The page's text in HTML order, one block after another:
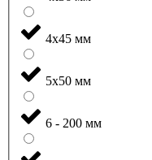
4x45 мм
5x50 мм
6 - 200 мм